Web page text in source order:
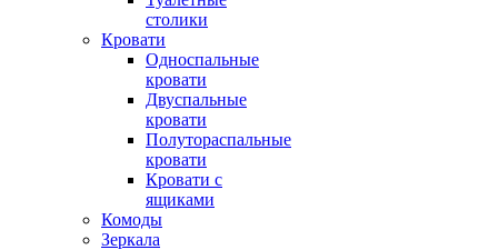
столики
Кровати
Односпальные
кровати
Двуспальные
кровати
Полутораспальные
кровати
Кровати с
ящиками
Комоды
Зеркала